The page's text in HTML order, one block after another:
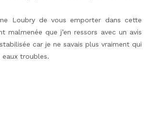
Loubry de vous emporter dans cette
malmenée que j’en ressors avec un avis
car je ne savais plus vraiment qui
troubles.